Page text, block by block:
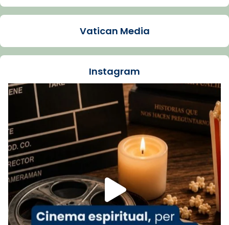
Mons. Sergi Gordo, bisbe de Tortosa, ha
Santes de Mataró.
🔗tinyurl.com/cvu5jmbk
Foto
View on Facebook Share
Arquebisbat de Barcelonais at Catedral
de Barcelona.
1 week ago
Aquest dilluns, 27 de juliol, ha tingut lloc la
missa d’acció de gràcies en agraïment al
comitè organitzador de la visita apostòlica
del Sant Pare Lleó XIV a Barcelona, i als
col·laboradors, a la Catedral de Barcelona.
Vatican Media
Instagram